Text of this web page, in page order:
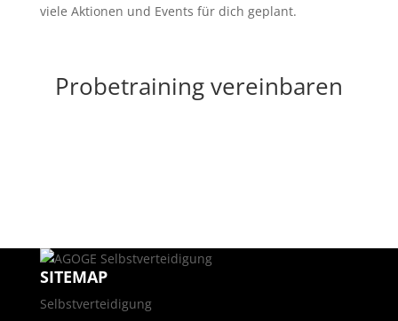
viele Aktionen und Events für dich geplant.
Probetraining vereinbaren
SITEMAP
Selbstverteidigung